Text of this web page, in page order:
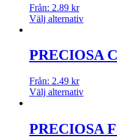
Från: 2.89 kr
Välj alternativ
PRECIOSA
Från: 2.49 kr
Välj alternativ
PRECIOSA